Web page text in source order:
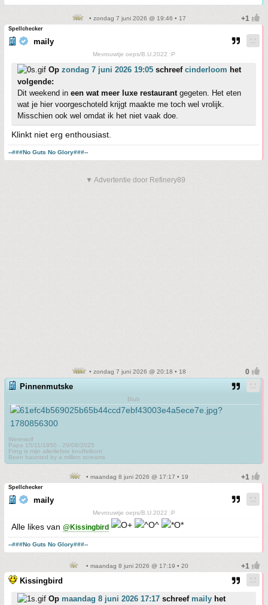
• zondag 7 juni 2026 @ 19:46 • 17
Spellchecker
maily
Mevrouwtje oeps/B.U.2022 :P
Op zondag 7 juni 2026 19:05 schreef cinderloom het
volgende:
Dit weekend in een wat meer luxe restaurantgegeten. Het eten
wat je hier voorgeschoteld krijgt maakte me toch wel vrolijk.
Misschien ook wel omdat ik het niet vaak doe.
Klinkt niet erg enthousiast.
--###No Guts No Glory###--
▼ Advertentie door Refinery89
• zondag 7 juni 2026 @ 20:18 • 18
Pinnenmutske
Blub
Werewolf
Papa 15/11/1950 - 29/08/2025
Fring is mijn allerliefste knuffelkont
Been haunted by a million screams
• maandag 8 juni 2026 @ 17:17 • 19
Spellchecker
maily
Mevrouwtje oeps/B.U.2022 :P
Alle likes van @Kissingbird
--###No Guts No Glory###--
• maandag 8 juni 2026 @ 17:19 • 20
Kissingbird
Op maandag 8 juni 2026 17:17 schreef maily het